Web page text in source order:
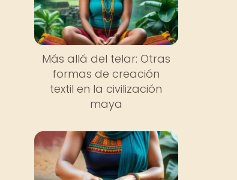
Más allá del telar: Otras
formas de creación
textil en la civilización
maya